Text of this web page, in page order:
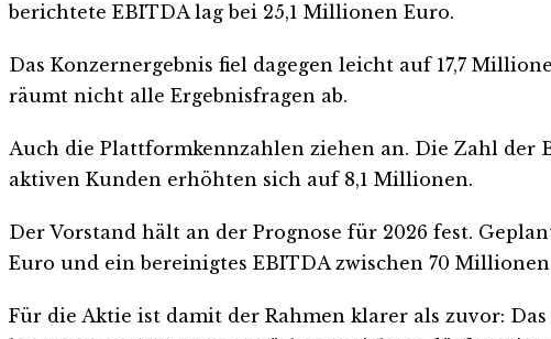
berichtete EBITDA lag bei 25,1 Millionen Euro.
Das Konzernergebnis fiel dagegen leicht auf 17,7
räumt nicht alle Ergebnisfragen ab.
Auch die Plattformkennzahlen ziehen an. Die Zahl der
aktiven Kunden erhöhten sich auf 8,1 Millionen.
Der Vorstand hält an der Prognose für 2026 fest.
Euro und ein bereinigtes EBITDA zwischen 70
Für die Aktie ist damit der Rahmen klarer als zuvor: